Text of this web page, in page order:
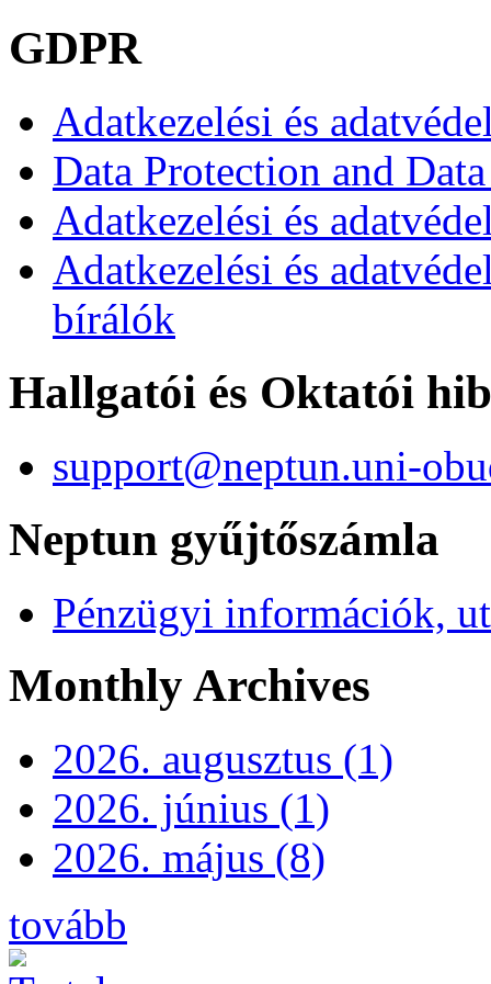
GDPR
Adatkezelési és
Data Protection and
Adatkezelési és
Adatkezelési és
bírálók
Hallgatói és Oktatói
support@neptun.uni-
Neptun gyűjtőszámla
Pénzügyi információk,
Monthly Archives
2026. augusztus (1)
2026. június (1)
2026. május (8)
tovább